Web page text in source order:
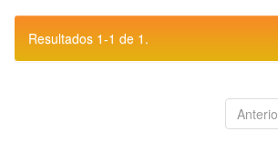
Resultados 1-1 de 1.